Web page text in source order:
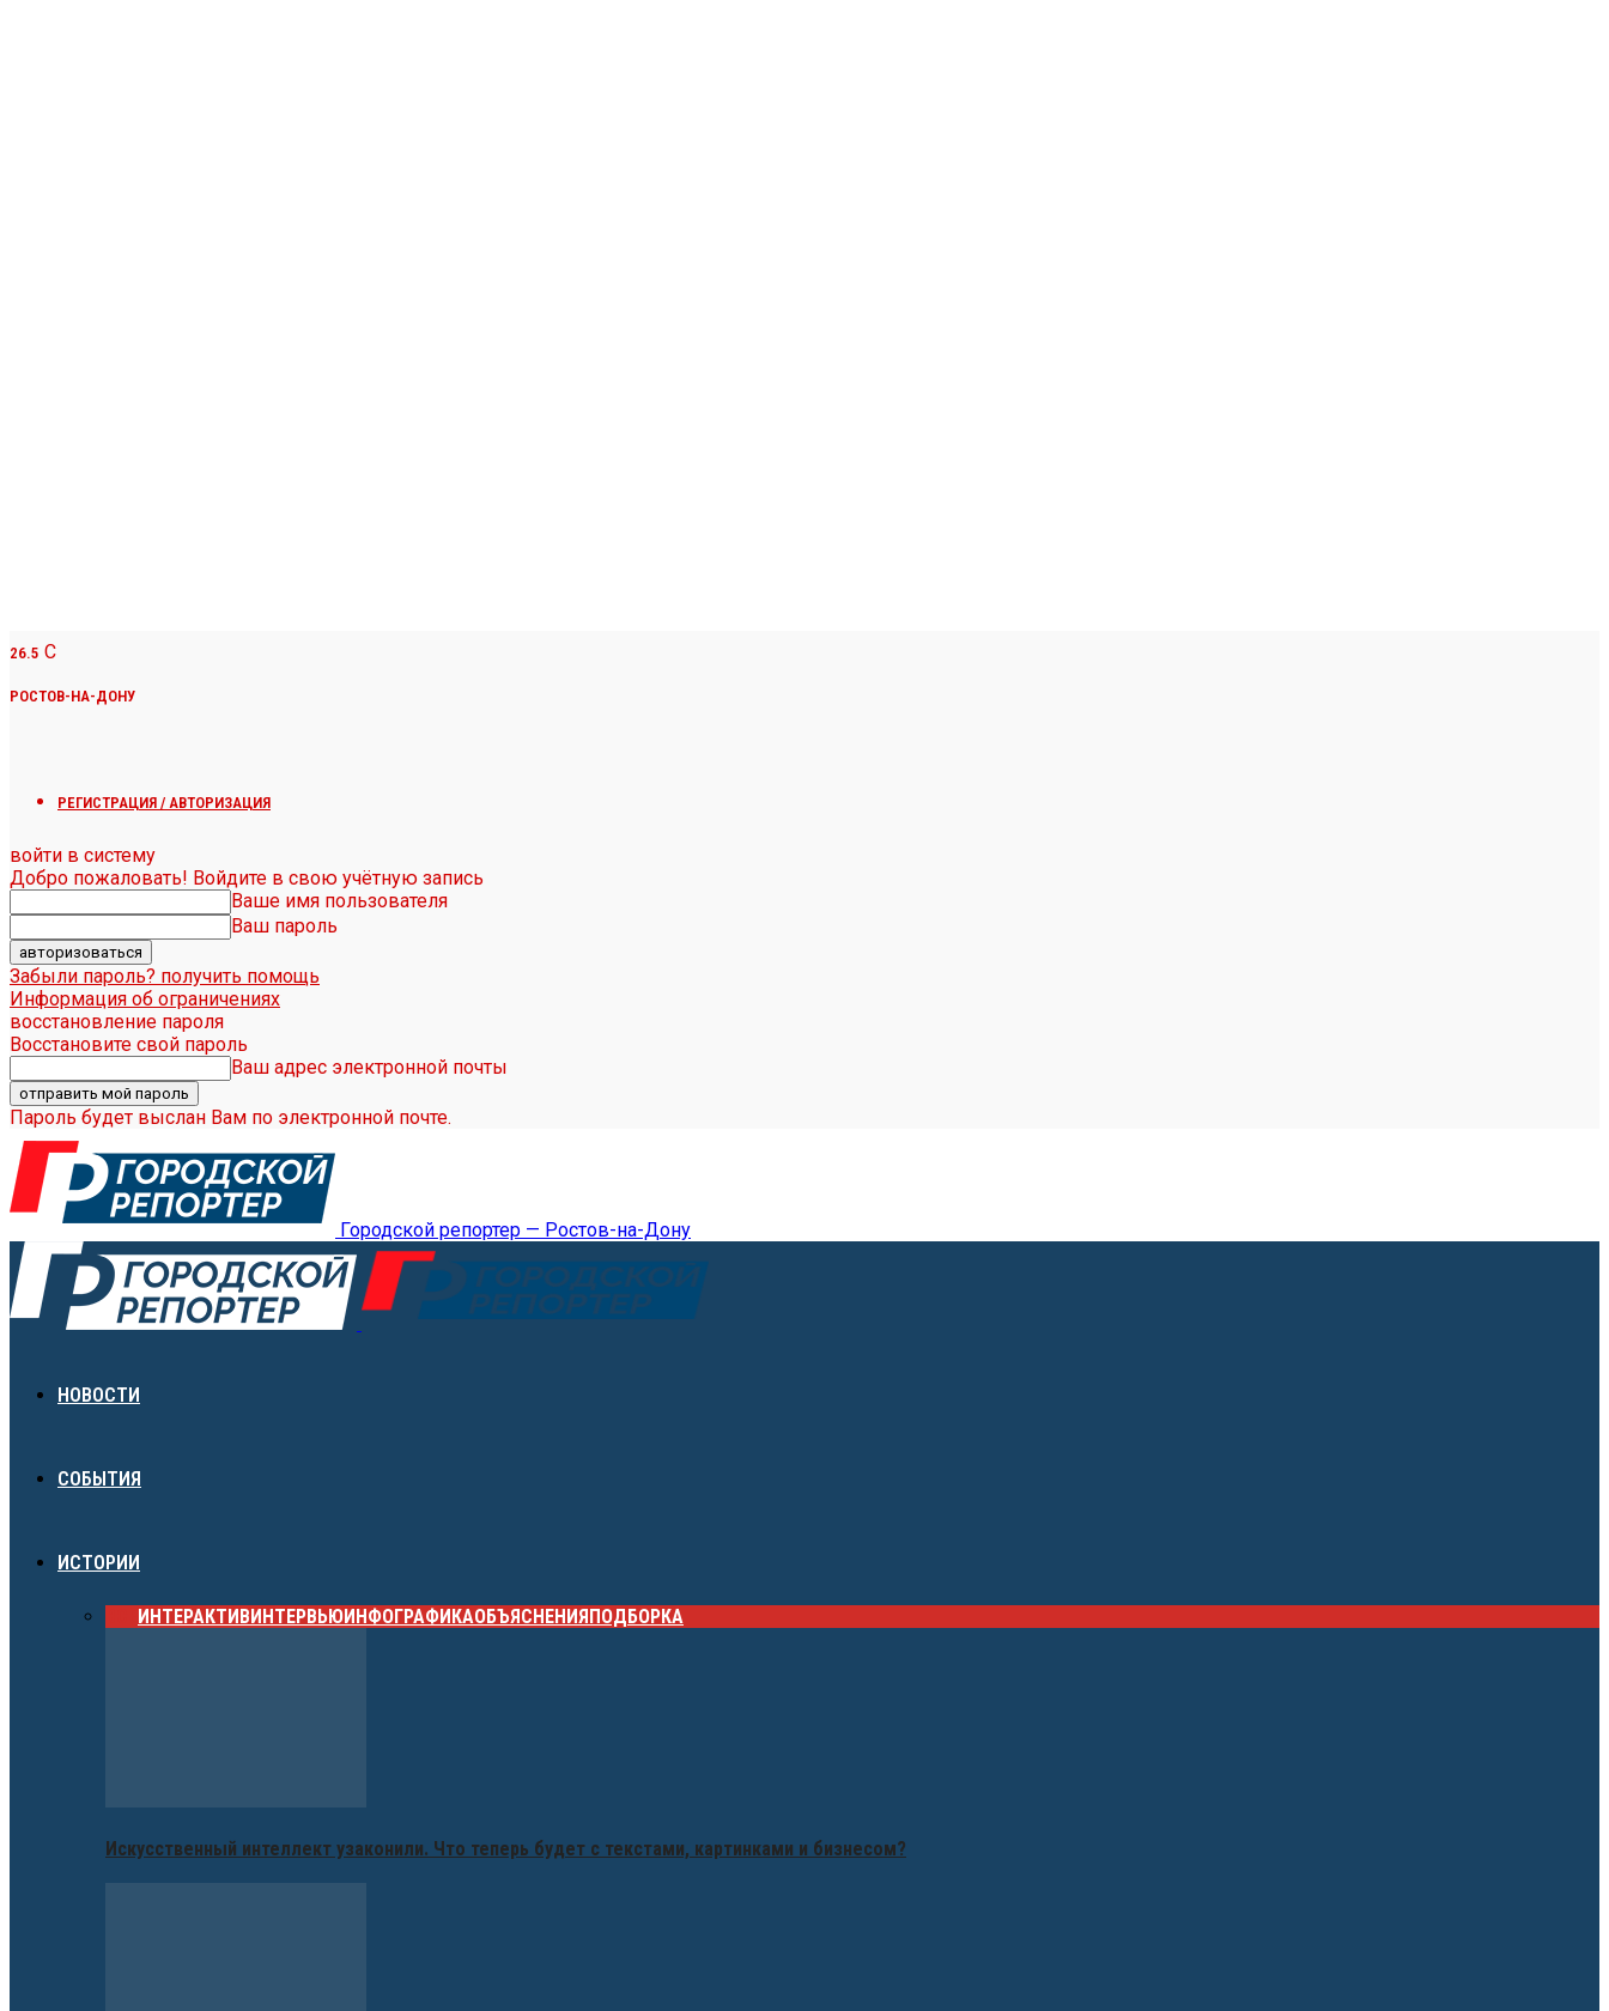
26.5 C
РОСТОВ-НА-ДОНУ
РЕГИСТРАЦИЯ / АВТОРИЗАЦИЯ
войти в систему
Добро пожаловать! Войдите в свою учётную запись
Ваше имя пользователя
Ваш пароль
Забыли пароль? получить помощь
Информация об ограничениях
восстановление пароля
Восстановите свой пароль
Ваш адрес электронной почты
Пароль будет выслан Вам по электронной почте.
Городской репортер — Ростов-на-Дону
НОВОСТИ
СОБЫТИЯ
ИСТОРИИ
ИНТЕРАКТИВИНТЕРВЬЮИНФОГРАФИКАОБЪЯСНЕНИЯПОДБОРКА
Искусственный интеллект узаконили. Что теперь будет с текстами, картинками и бизнесом?